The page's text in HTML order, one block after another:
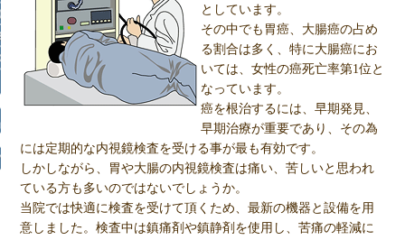
れじ）
疾患
れ
ンク
としています。
その中でも胃癌、大腸癌の占め
る割合は多く、特に大腸癌にお
いては、女性の癌死亡率第1位と
なっています。
癌を根治するには、早期発見、
早期治療が重要であり、その為
には定期的な内視鏡検査を受ける事が最も有効です。
しかしながら、胃や大腸の内視鏡検査は痛い、苦しいと思われ
ている方も多いのではないでしょうか。
当院では快適に検査を受けて頂くため、最新の機器と設備を用
意しました。検査中は鎮痛剤や鎮静剤を使用し、苦痛の軽減に